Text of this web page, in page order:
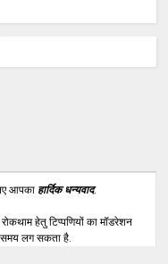
आपका हार्दिक धन्यवाद.
हेतु टिप्पणियों का मॉडरेशन
समय लग सकता है.